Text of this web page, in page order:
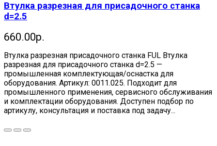
Втулка разрезная для присадочного станка
d=2.5
660.00р.
Втулка разрезная присадочного станка FUL Втулка
разрезная для присадочного станка d=2.5 —
промышленная комплектующая/оснастка для
оборудования. Артикул: 0011.025. Подходит для
промышленного применения, сервисного обслуживания
и комплектации оборудования. Доступен подбор по
артикулу, консультация и поставка под задачу...